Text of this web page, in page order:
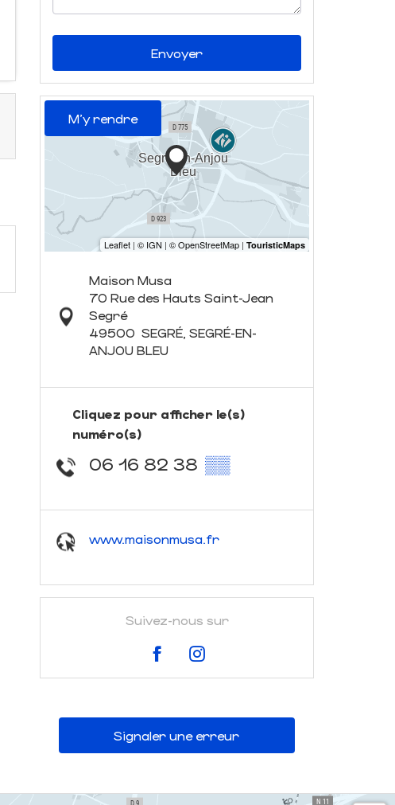
Envoyer
M'y rendre
Maison Musa
70 Rue des Hauts Saint-Jean
Segré
49500 SEGRÉ, SEGRÉ-EN-
ANJOU BLEU
Cliquez pour afficher le(s)
numéro(s)
06 16 82 38 ▒▒
www.maisonmusa.fr
Suivez-nous sur
Signaler une erreur